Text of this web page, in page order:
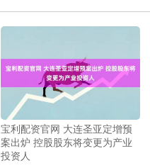
宝利配资官网 大连圣亚定增预
案出炉 控股股东将变更为产业
投资人